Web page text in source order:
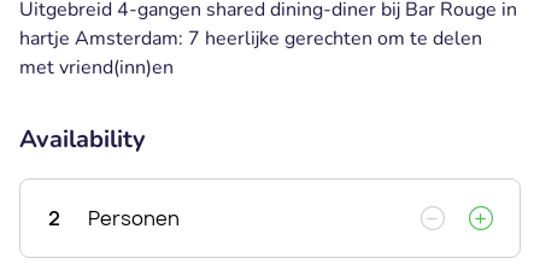
Uitgebreid 4-gangen shared dining-diner bij Bar Rouge in
hartje Amsterdam: 7 heerlijke gerechten om te delen
met vriend(inn)en
Availability
2 Personen